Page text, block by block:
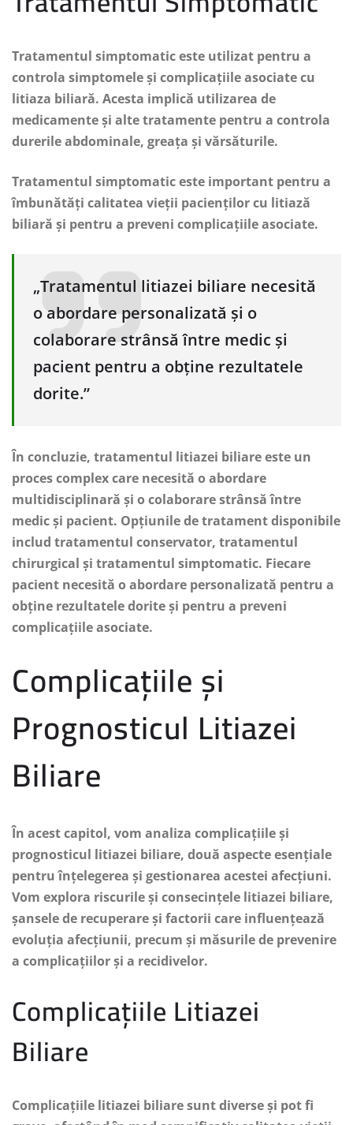
Tratamentul simptomatic este utilizat pentru a
controla simptomele și complicațiile asociate cu
litiaza biliară. Acesta implică utilizarea de
medicamente și alte tratamente pentru a controla
durerile abdominale, greața și vărsăturile.
Tratamentul simptomatic este important pentru a
îmbunătăți calitatea vieții pacienților cu litiază
biliară și pentru a preveni complicațiile asociate.
„Tratamentul litiazei biliare necesită
o abordare personalizată și o
colaborare strânsă între medic și
pacient pentru a obține rezultatele
dorite.”
În concluzie, tratamentul litiazei biliare este un
proces complex care necesită o abordare
multidisciplinară și o colaborare strânsă între
medic și pacient. Opțiunile de tratament disponibile
includ tratamentul conservator, tratamentul
chirurgical și tratamentul simptomatic. Fiecare
pacient necesită o abordare personalizată pentru a
obține rezultatele dorite și pentru a preveni
complicațiile asociate.
Complicațiile și
Prognosticul Litiazei
Biliare
În acest capitol, vom analiza complicațiile și
prognosticul litiazei biliare, două aspecte esențiale
pentru înțelegerea și gestionarea acestei afecțiuni.
Vom explora riscurile și consecințele litiazei biliare,
șansele de recuperare și factorii care influențează
evoluția afecțiunii, precum și măsurile de prevenire
a complicațiilor și a recidivelor.
Complicațiile Litiazei
Biliare
Complicațiile litiazei biliare sunt diverse și pot fi